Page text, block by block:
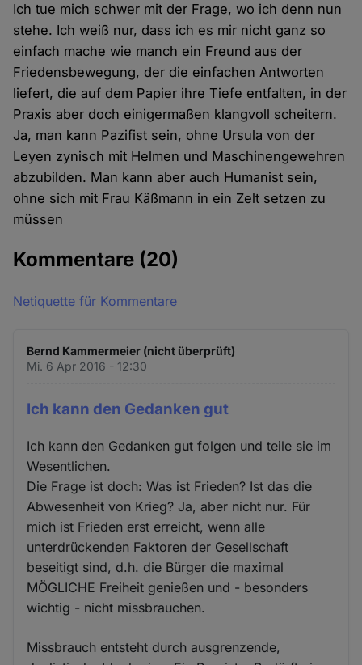
Ich tue mich schwer mit der Frage, wo ich denn nun
stehe. Ich weiß nur, dass ich es mir nicht ganz so
einfach mache wie manch ein Freund aus der
Friedensbewegung, der die einfachen Antworten
liefert, die auf dem Papier ihre Tiefe entfalten, in der
Praxis aber doch einigermaßen klangvoll scheitern.
Ja, man kann Pazifist sein, ohne Ursula von der
Leyen zynisch mit Helmen und Maschinengewehren
abzubilden. Man kann aber auch Humanist sein,
ohne sich mit Frau Käßmann in ein Zelt setzen zu
müssen
Kommentare (20)
Netiquette für Kommentare
Bernd Kammermeier (nicht überprüft)
Mi. 6 Apr 2016 - 12:30
Ich kann den Gedanken gut
Ich kann den Gedanken gut folgen und teile sie im
Wesentlichen.
Die Frage ist doch: Was ist Frieden? Ist das die
Abwesenheit von Krieg? Ja, aber nicht nur. Für
mich ist Frieden erst erreicht, wenn alle
unterdrückenden Faktoren der Gesellschaft
beseitigt sind, d.h. die Bürger die maximal
MÖGLICHE Freiheit genießen und - besonders
wichtig - nicht missbrauchen.
Missbrauch entsteht durch ausgrenzende,